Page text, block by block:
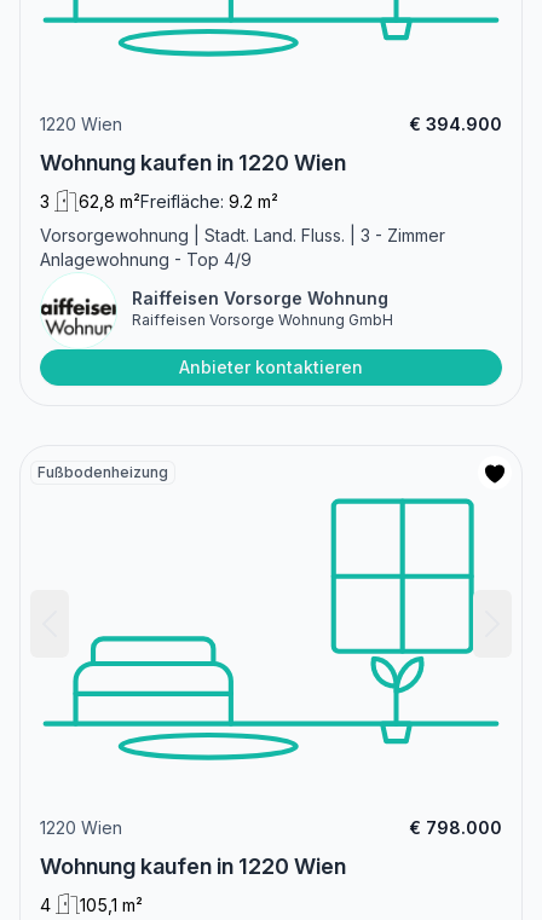
1220 Wien € 394.900
Wohnung kaufen in 1220 Wien
3 62,8 m²Freifläche: 9.2 m²
Vorsorgewohnung | Stadt. Land. Fluss. | 3 - Zimmer
Anlagewohnung - Top 4/9
Raiffeisen Vorsorge Wohnung
Raiffeisen Vorsorge Wohnung GmbH
Anbieter kontaktieren
Fußbodenheizung
1220 Wien € 798.000
Wohnung kaufen in 1220 Wien
4
105,1 m²